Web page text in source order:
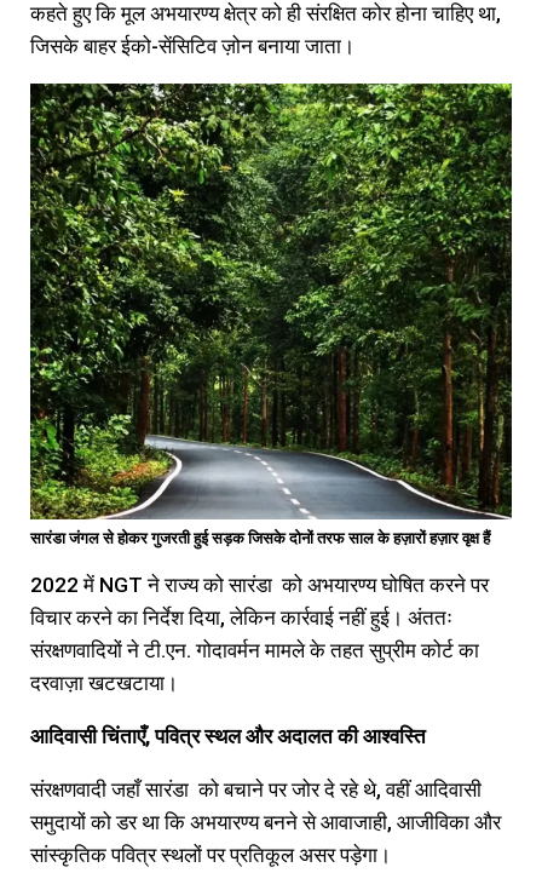
कहते हुए कि मूल अभयारण्‍य क्षेत्र को ही संरक्षित कोर होना चाहिए था,
जिसके बाहर ईको-सेंसिटिव ज़ोन बनाया जाता।
सारंडा जंगल से होकर गुजरती हुई सड़क जिसके दोनों तरफ साल के हज़ारों हज़ार वृक्ष हैं
2022 में NGT ने राज्य को सारंडा को अभयारण्‍य घोषित करने पर
विचार करने का निर्देश दिया, लेकिन कार्रवाई नहीं हुई। अंततः
संरक्षणवादियों ने टी.एन. गोदावर्मन मामले के तहत सुप्रीम कोर्ट का
दरवाज़ा खटखटाया।
आदिवासी चिंताएँ, पवित्र स्थल और अदालत की आश्वस्ति
संरक्षणवादी जहाँ सारंडा को बचाने पर जोर दे रहे थे, वहीं आदिवासी
समुदायों को डर था कि अभयारण्य बनने से आवाजाही, आजीविका और
सांस्कृतिक पवित्र स्थलों पर प्रतिकूल असर पड़ेगा।